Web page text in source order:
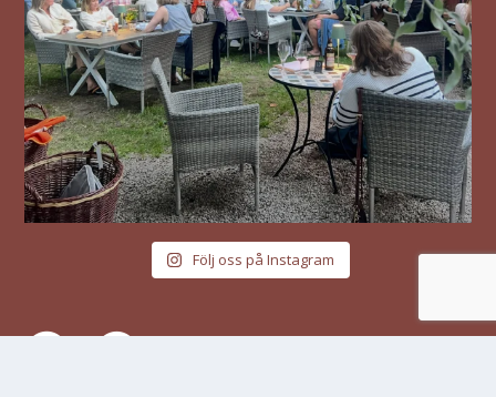
Följ oss på Instagram